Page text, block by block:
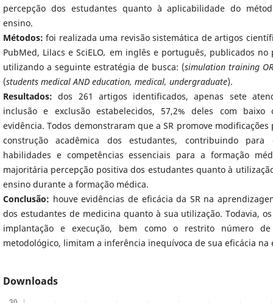
percepção dos estudantes quanto à aplicabilidade do
ensino.
Métodos:foi realizada uma revisão sistemática de artigos
PubMed, Lilacs e SciELO, em inglês e português, publicados no
utilizando a seguinte estratégia de busca: (simulation training
(students medical AND education, medical, undergraduate).
Resultados:dos 261 artigos identificados, apenas sete
inclusão e exclusão estabelecidos, 57,2% deles com
evidência. Todos demonstraram que a SR promove
construção acadêmica dos estudantes, contribuindo para
habilidades e competências essenciais para a formação
majoritária percepção positiva dos estudantes quanto à
ensino durante a formação médica.
Conclusão: houve evidências de eficácia da SR na
dos estudantes de medicina quanto à sua utilização. Todavia,
implantação e execução, bem como o restrito número
metodológico, limitam a inferência inequívoca de sua eficácia na
Downloads